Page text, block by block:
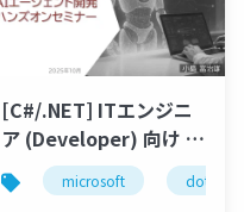
vs code windsurf
[C#/.NET] ITエンジニ
ア (Developer) 向け AI
エージェント開発ハン
ズオンセミナー
microsoft dotnet